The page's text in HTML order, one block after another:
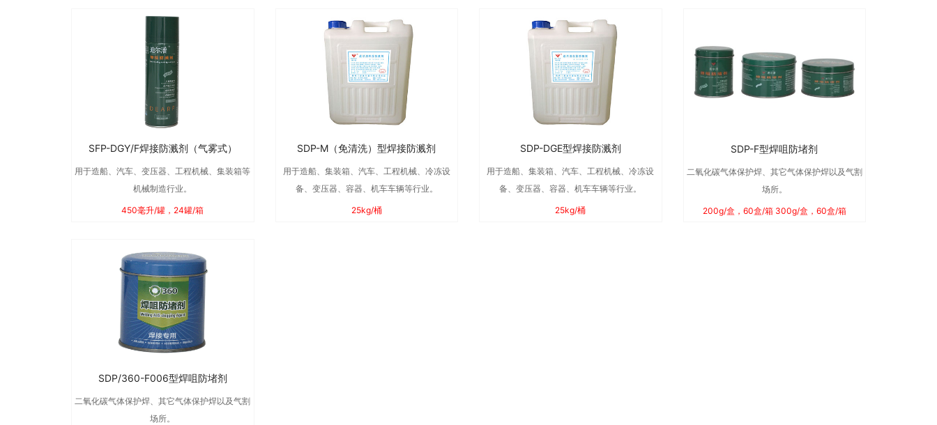
SFP-DGY/F焊接防溅剂（气雾式）
用于造船、汽车、变压器、工程机械、集装箱等
机械制造行业。
450毫升/罐，24罐/箱
SDP-M（免清洗）型焊接防溅剂
用于造船、集装箱、汽车、工程机械、冷冻设
备、变压器、容器、机车车辆等行业。
25kg/桶
SDP-DGE型焊接防溅剂
用于造船、集装箱、汽车、工程机械、冷冻设
备、变压器、容器、机车车辆等行业。
25kg/桶
SDP-F型焊咀防堵剂
二氧化碳气体保护焊、其它气体保护焊以及气割
场所。
200g/盒，60盒/箱 300g/盒，60盒/箱
SDP/360-F006型焊咀防堵剂
二氧化碳气体保护焊、其它气体保护焊以及气割
场所。